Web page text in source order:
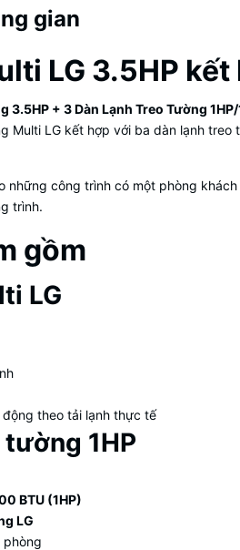
gian
LG 3.5HP
3.5HP + 3 Dàn Lạnh Treo Tường 1HP/
Multi LG kết hợp với ba dàn lạnh treo
những công trình có một phòng
trình.
gồm
LG
theo tải lạnh thực tế
1HP
BTU (1HP)
LG